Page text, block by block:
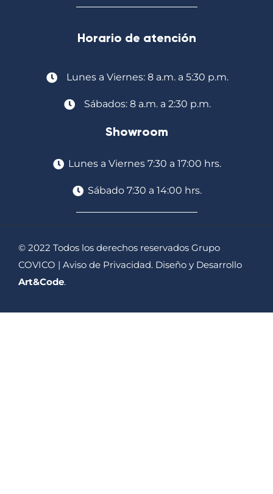
Horario de atención
Lunes a Viernes: 8 a.m. a 5:30 p.m.
Sábados: 8 a.m. a 2:30 p.m.
Showroom
Lunes a Viernes 7:30 a 17:00 hrs.
Sábado 7:30 a 14:00 hrs.
© 2022 Todos los derechos reservados Grupo
COVICO | Aviso de Privacidad. Diseño y Desarrollo
Art&Code.